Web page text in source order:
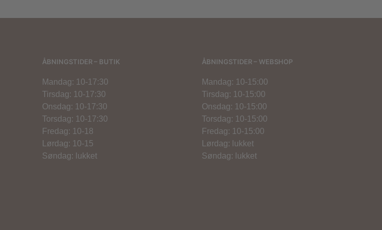
ÅBNINGSTIDER – BUTIK
Mandag: 10-17:30
Tirsdag: 10-17:30
Onsdag: 10-17:30
Torsdag: 10-17:30
Fredag: 10-18
Lørdag: 10-15
Søndag: lukket
ÅBNINGSTIDER – WEBSHOP
Mandag: 10-15:00
Tirsdag: 10-15:00
Onsdag: 10-15:00
Torsdag: 10-15:00
Fredag: 10-15:00
Lørdag: lukket
Søndag: lukket